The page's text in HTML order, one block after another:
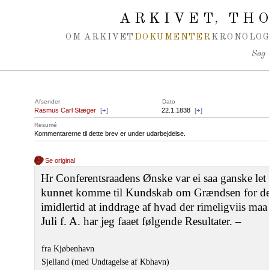
ARKIVET,
OM ARKIVET DOKUMENTER
Søg
Afsender Dato
Rasmus Carl Stæger [+] 22.1.1838 [+]
Resumé
Kommentarerne til dette brev er under udarbejdelse.
Se original
Hr Conferentsraadens Ønske var ei saa ganske
kunnet komme til Kundskab om Grændsen for
imidlertid at inddrage af hvad der rimeligviis
Juli f. A. har jeg faaet følgende Resultater. –
fra Kjøbenhavn
Sjelland (med Undtagelse af Kbhavn)